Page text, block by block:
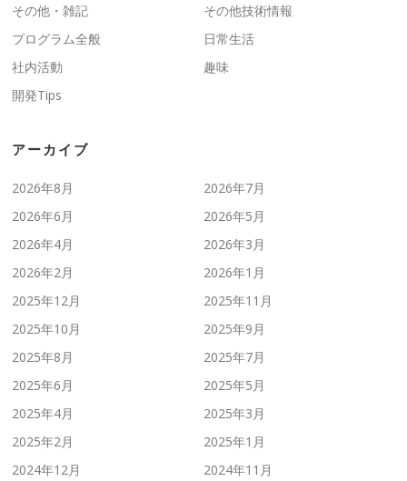
その他・雑記
その他技術情報
プログラム全般
日常生活
社内活動
趣味
開発Tips
アーカイブ
2026年8月
2026年7月
2026年6月
2026年5月
2026年4月
2026年3月
2026年2月
2026年1月
2025年12月
2025年11月
2025年10月
2025年9月
2025年8月
2025年7月
2025年6月
2025年5月
2025年4月
2025年3月
2025年2月
2025年1月
2024年12月
2024年11月